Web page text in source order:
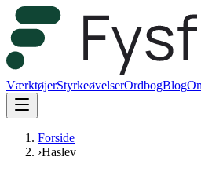
VærktøjerStyrkeøvelserOrdbogBlog
Forside
›Haslev